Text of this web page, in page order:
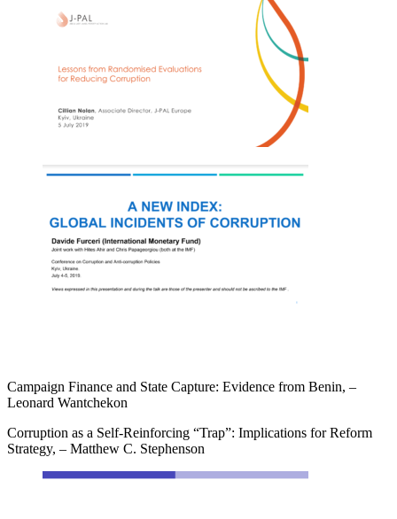
Campaign Finance and State Capture: Evidence from Benin, –
Leonard Wantchekon
Corruption as a Self-Reinforcing “Trap”: Implications for Reform
Strategy, – Matthew C. Stephenson